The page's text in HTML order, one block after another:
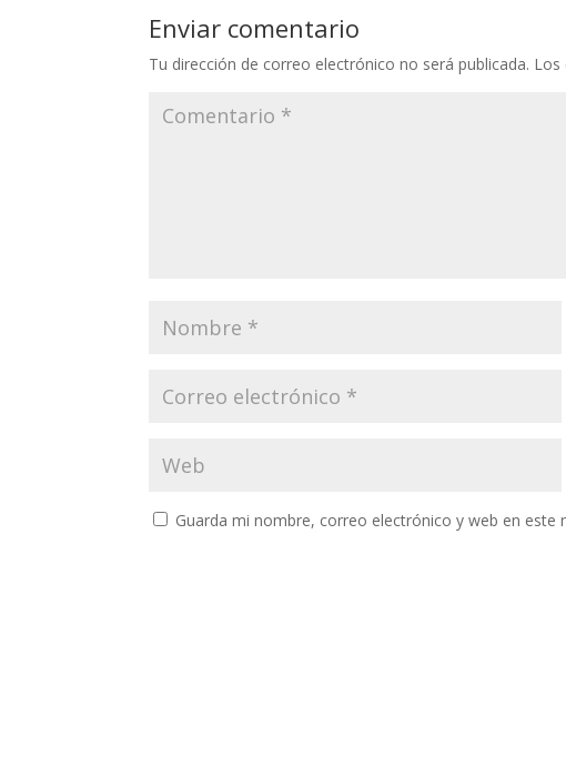
Enviar comentario
Tu dirección de correo electrónico no será publicada. Los
Guarda mi nombre, correo electrónico y web en este